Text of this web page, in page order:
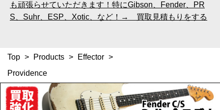
も頑張らせていただきます！特にGibson、Fender、PR
S、Suhr、ESP、Xotic、など！→ 買取見積もりをする
Top > Products > Effector >
Providence